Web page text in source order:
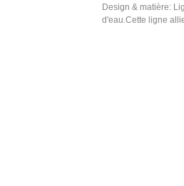
Design & matière:
d'eau.Cette ligne